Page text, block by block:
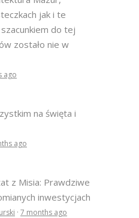
jak i te
do tej
zostało nie w
ago
na święta i
ago
z Misia: Prawdziwe
inwestycjach
· 7 months ago